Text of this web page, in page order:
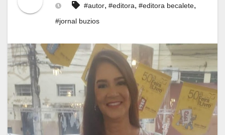
#autor, #editora, #editora becalete,
#jornal buzios